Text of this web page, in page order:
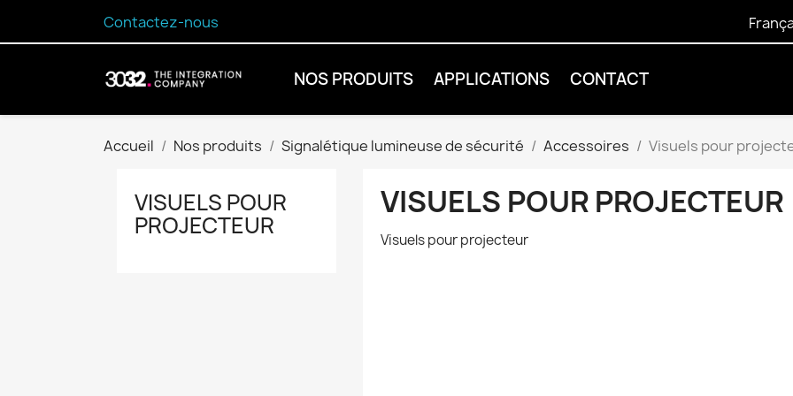
Contactez-nous
NOS PRODUITS APPLICATIONS CONTACT
Accueil Nos produits Signalétique lumineuse de sécurité Accessoires Visuels pour
VISUELS POUR
PROJECTEUR
VISUELS POUR PROJECTEUR
Visuels pour projecteur